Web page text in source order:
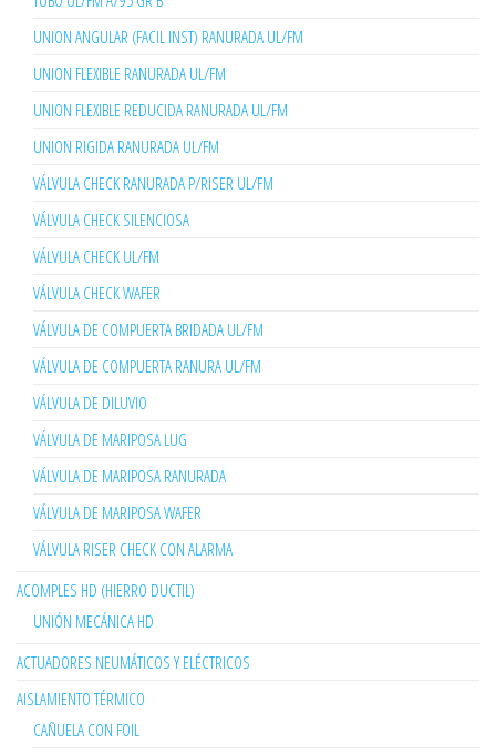
UNION ANGULAR (FACIL INST) RANURADA UL/FM
UNION FLEXIBLE RANURADA UL/FM
UNION FLEXIBLE REDUCIDA RANURADA UL/FM
UNION RIGIDA RANURADA UL/FM
VÁLVULA CHECK RANURADA P/RISER UL/FM
VÁLVULA CHECK SILENCIOSA
VÁLVULA CHECK UL/FM
VÁLVULA CHECK WAFER
VÁLVULA DE COMPUERTA BRIDADA UL/FM
VÁLVULA DE COMPUERTA RANURA UL/FM
VÁLVULA DE DILUVIO
VÁLVULA DE MARIPOSA LUG
VÁLVULA DE MARIPOSA RANURADA
VÁLVULA DE MARIPOSA WAFER
VÁLVULA RISER CHECK CON ALARMA
ACOMPLES HD (HIERRO DUCTIL)
UNIÓN MECÁNICA HD
ACTUADORES NEUMÁTICOS Y ELÉCTRICOS
AISLAMIENTO TÉRMICO
CAÑUELA CON FOIL